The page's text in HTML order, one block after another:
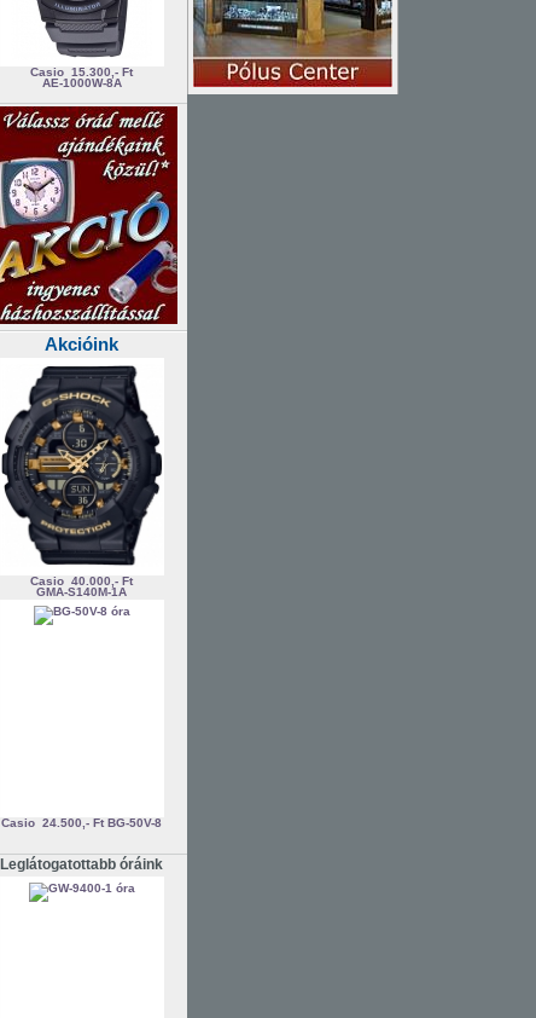
Casio 15.300,- Ft
AE-1000W-8A
Akcióink
Casio 40.000,- Ft
GMA-S140M-1A
Casio 24.500,- Ft BG-50V-8
Leglátogatottabb óráink